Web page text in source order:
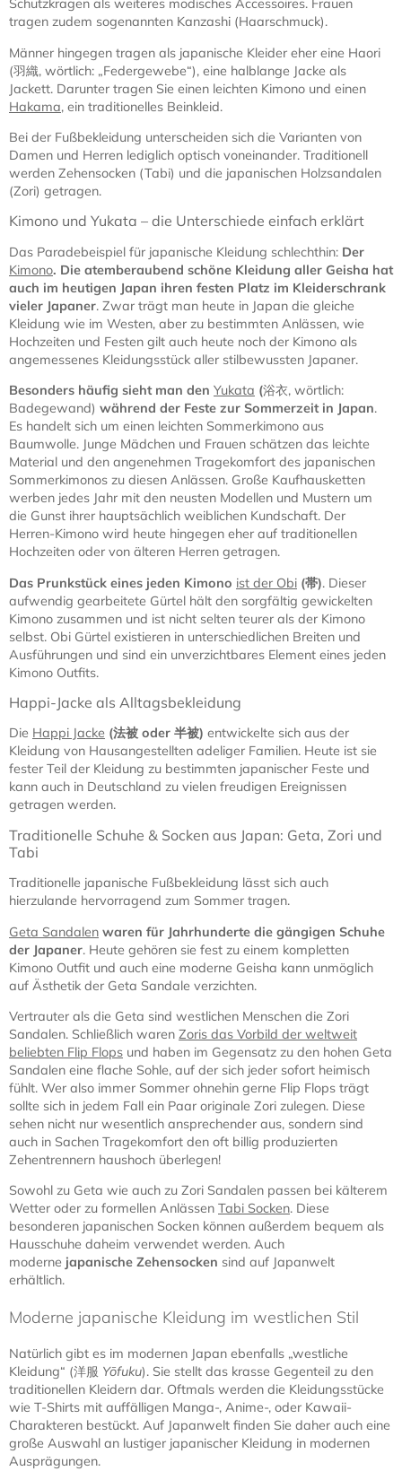
Schutzkragen als weiteres modisches Accessoires. Frauen
tragen zudem sogenannten Kanzashi (Haarschmuck).
Männer hingegen tragen als japanische Kleider eher eine Haori
(羽織, wörtlich: „Federgewebe“), eine halblange Jacke als
Jackett. Darunter tragen Sie einen leichten Kimono und einen
Hakama, ein traditionelles Beinkleid.
Bei der Fußbekleidung unterscheiden sich die Varianten von
Damen und Herren lediglich optisch voneinander. Traditionell
werden Zehensocken (Tabi) und die japanischen Holzsandalen
(Zori) getragen.
Kimono und Yukata – die Unterschiede einfach erklärt
Das Paradebeispiel für japanische Kleidung schlechthin: Der
Kimono. Die atemberaubend schöne Kleidung aller Geisha hat
auch im heutigen Japan ihren festen Platz im Kleiderschrank
vieler Japaner. Zwar trägt man heute in Japan die gleiche
Kleidung wie im Westen, aber zu bestimmten Anlässen, wie
Hochzeiten und Festen gilt auch heute noch der Kimono als
angemessenes Kleidungsstück aller stilbewussten Japaner.
Besonders häufig sieht man den Yukata (浴衣, wörtlich:
Badegewand) während der Feste zur Sommerzeit in Japan.
Es handelt sich um einen leichten Sommerkimono aus
Baumwolle. Junge Mädchen und Frauen schätzen das leichte
Material und den angenehmen Tragekomfort des japanischen
Sommerkimonos zu diesen Anlässen. Große Kaufhausketten
werben jedes Jahr mit den neusten Modellen und Mustern um
die Gunst ihrer hauptsächlich weiblichen Kundschaft. Der
Herren-Kimono wird heute hingegen eher auf traditionellen
Hochzeiten oder von älteren Herren getragen.
Das Prunkstück eines jeden Kimono ist der Obi (帯). Dieser
aufwendig gearbeitete Gürtel hält den sorgfältig gewickelten
Kimono zusammen und ist nicht selten teurer als der Kimono
selbst. Obi Gürtel existieren in unterschiedlichen Breiten und
Ausführungen und sind ein unverzichtbares Element eines jeden
Kimono Outfits.
Happi-Jacke als Alltagsbekleidung
Die Happi Jacke (法被 oder 半被) entwickelte sich aus der
Kleidung von Hausangestellten adeliger Familien. Heute ist sie
fester Teil der Kleidung zu bestimmten japanischer Feste und
kann auch in Deutschland zu vielen freudigen Ereignissen
getragen werden.
Traditionelle Schuhe & Socken aus Japan: Geta, Zori und
Tabi
Traditionelle japanische Fußbekleidung lässt sich auch
hierzulande hervorragend zum Sommer tragen.
Geta Sandalen waren für Jahrhunderte die gängigen Schuhe
der Japaner. Heute gehören sie fest zu einem kompletten
Kimono Outfit und auch eine moderne Geisha kann unmöglich
auf Ästhetik der Geta Sandale verzichten.
Vertrauter als die Geta sind westlichen Menschen die Zori
Sandalen. Schließlich waren Zoris das Vorbild der weltweit
beliebten Flip Flops und haben im Gegensatz zu den hohen Geta
Sandalen eine flache Sohle, auf der sich jeder sofort heimisch
fühlt. Wer also immer Sommer ohnehin gerne Flip Flops trägt
sollte sich in jedem Fall ein Paar originale Zori zulegen. Diese
sehen nicht nur wesentlich ansprechender aus, sondern sind
auch in Sachen Tragekomfort den oft billig produzierten
Zehentrennern haushoch überlegen!
Sowohl zu Geta wie auch zu Zori Sandalen passen bei kälterem
Wetter oder zu formellen Anlässen Tabi Socken. Diese
besonderen japanischen Socken können außerdem bequem als
Hausschuhe daheim verwendet werden. Auch
moderne japanische Zehensocken sind auf Japanwelt
erhältlich.
Moderne japanische Kleidung im westlichen Stil
Natürlich gibt es im modernen Japan ebenfalls „westliche
Kleidung“ (洋服 Yōfuku). Sie stellt das krasse Gegenteil zu den
traditionellen Kleidern dar. Oftmals werden die Kleidungsstücke
wie T-Shirts mit auffälligen Manga-, Anime-, oder Kawaii-
Charakteren bestückt. Auf Japanwelt finden Sie daher auch eine
große Auswahl an lustiger japanischer Kleidung in modernen
Ausprägungen.